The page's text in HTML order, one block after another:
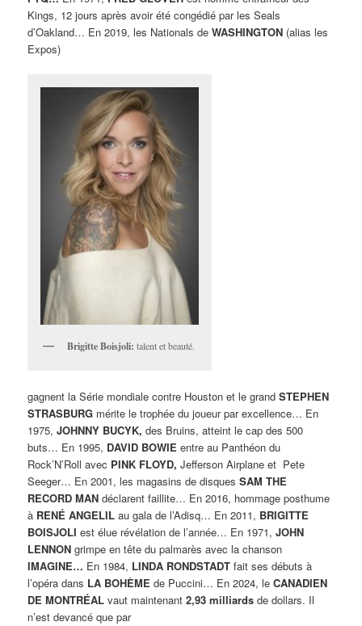
Kings, 12 jours après avoir été congédié par les Seals
d’Oakland… En 2019, les Nationals deWASHINGTON (alias les
Expos)
Brigitte Boisjoli: talent et beauté.
gagnent la Série mondiale contre Houston et le grandSTEPHEN
STRASBURG mérite le trophée du joueur par excellence… En
1975,JOHNNY BUCYK, des Bruins, atteint le cap des 500
buts… En 1995, DAVID BOWIE entre au Panthéon du
Rock’N’Roll avec PINK FLOYD, Jefferson Airplane et Pete
Seeger… En 2001, les magasins de disquesSAM THE
RECORD MAN déclarent faillite… En 2016, hommage posthume
à RENÉ ANGELIL au gala de l’Adisq… En 2011, BRIGITTE
BOISJOLI est élue révélation de l’année… En 1971,JOHN
LENNON grimpe en tête du palmarès avec la chanson
IMAGINE… En 1984, LINDA RONDSTADT fait ses débuts à
l’opéra dans LA BOHÈME de Puccini… En 2024, leCANADIEN
DE MONTRÉAL vaut maintenant2,93 milliards de dollars. Il
n’est devancé que par